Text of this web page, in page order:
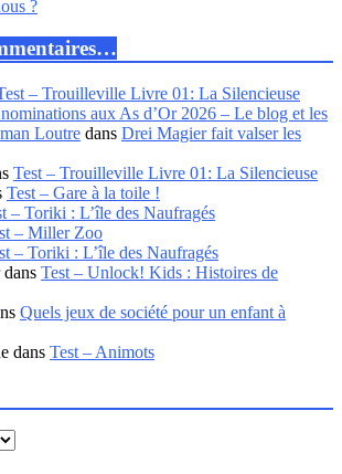
?
– Trouilleville Livre 01: La Silencieuse
aux As d’Or 2026 – Le blog et les
Loutre dans Drei Magier fait valser les
Test – Trouilleville Livre 01: La Silencieuse
Test – Gare à la toile !
– Toriki : L’île des Naufragés
– Miller Zoo
– Toriki : L’île des Naufragés
dans Test – Unlock! Kids : Histoires de
Quels jeux de société pour un enfant à
dans Test – Animots